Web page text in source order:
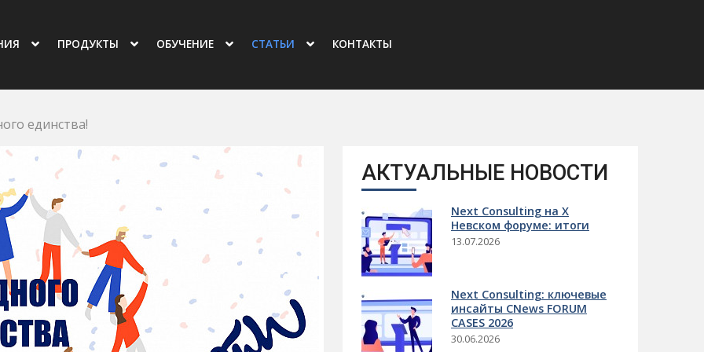
навигация
ПРОДУКТЫ ОБУЧЕНИЕ СТАТЬИ КОНТАКТЫ
единства!
АКТУАЛЬНЫЕ НОВОСТИ
Next Consulting на X
Невском форуме: итоги
13.07.2026
Next Consulting: ключевые
инсайты CNews FORUM
CASES 2026
30.06.2026